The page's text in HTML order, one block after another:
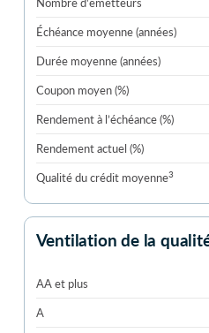
Échéance moyenne (années)
Durée moyenne (années)
Coupon moyen (%)
Rendement à l’échéance (%)
Rendement actuel (%)
Qualité du crédit moyenne3
Ventilation de la
AA et plus
A